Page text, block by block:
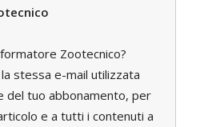
Zootecnico?
stessa e-mail utilizzata
del tuo abbonamento, per
e a tutti i contenuti a